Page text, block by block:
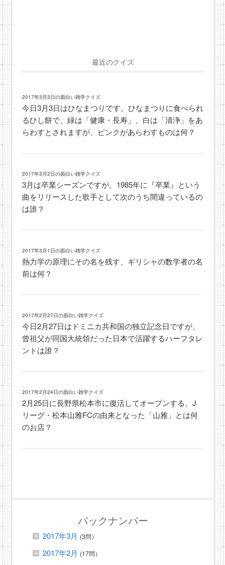
最近のクイズ
2017年3月3日の面白い雑学クイズ
今日3月3日はひなまつりです。ひなまつりに食べられ
るひし餅で、緑は「健康・長寿」、白は「清浄」をあ
らわすとされますが、ピンクがあらわすものは何？
2017年3月2日の面白い雑学クイズ
3月は卒業シーズンですが、1985年に『卒業』という
曲をリリースした歌手として次のうち間違っているの
は誰？
2017年3月1日の面白い雑学クイズ
熱力学の原理にその名を残す、ギリシャの数学者の名
前は何？
2017年2月27日の面白い雑学クイズ
今日2月27日はドミニカ共和国の独立記念日ですが、
曾祖父が同国大統領だった日本で活躍するハーフタレ
ントは誰？
2017年2月24日の面白い雑学クイズ
2月25日に長野県松本市に復活してオープンする、J
リーグ・松本山雅FCの由来となった「山雅」とは何
のお店？
バックナンバー
2017年3月 (3問）
2017年2月 (17問）